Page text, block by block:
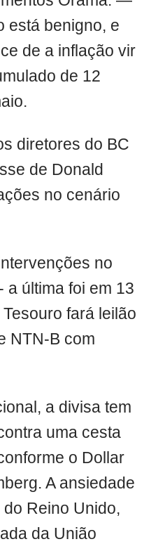
está benigno, e
de a inflação vir
de 12
diretores do BC
de Donald
no cenário
no
a última foi em 13
fará leilão
NTN-B com
a divisa tem
uma cesta
o Dollar
A ansiedade
Reino Unido,
da União